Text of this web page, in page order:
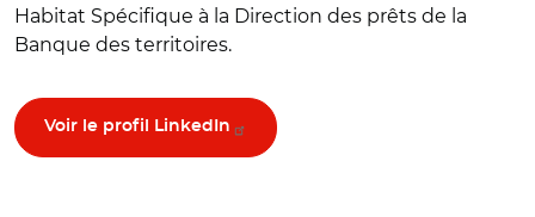
Habitat Spécifique à la Direction des prêts de la
Banque des territoires.
Voir le profil LinkedIn